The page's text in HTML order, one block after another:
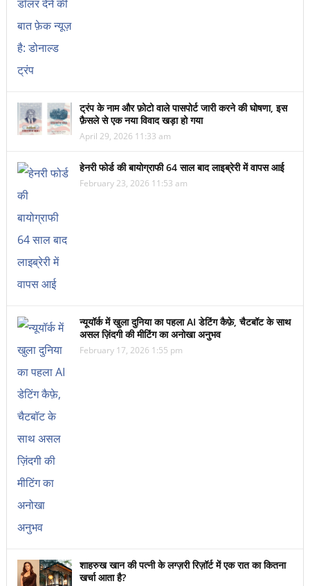
ट्रंप के नाम और फ़ोटो वाले पासपोर्ट जारी करने की घोषणा, इस
फ़ैसले से एक नया विवाद खड़ा हो गया
April 29, 2026 11:33 am
हेनरी फोर्ड की बायोग्राफी 64 साल बाद लाइब्रेरी में वापस आई
February 23, 2026 11:53 am
न्यूयॉर्क में खुला दुनिया का पहला AI डेटिंग कैफ़े, चैटबॉट के साथ
असल ज़िंदगी की मीटिंग का अनोखा अनुभव
February 17, 2026 1:55 pm
शाहरुख खान की पत्नी के लग्ज़री रिज़ॉर्ट में एक रात का कितना
खर्चा आता है?